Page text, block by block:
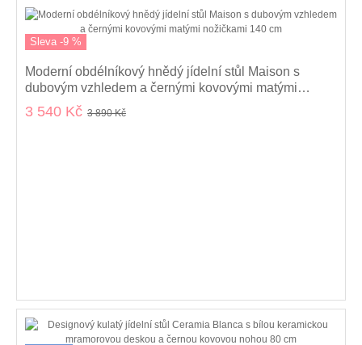
Sleva -9 %
Moderní obdélníkový hnědý jídelní stůl Maison s
dubovým vzhledem a černými kovovými matými
nožičkami 140 cm
3 540 Kč 3 890 Kč